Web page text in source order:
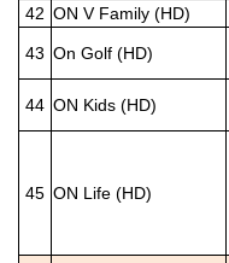
42 ON V Family (HD)
43 On Golf (HD)
44 ON Kids (HD)
45 ON Life (HD)